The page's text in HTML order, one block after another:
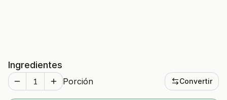
Ingredientes
Porción Convertir